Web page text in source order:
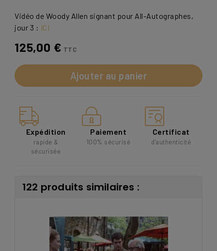
Vidéo de Woody Allen signant pour All-Autographes,
jour 3 : ICI
125,00 € TTC
Ajouter au panier
Expédition
rapide &
sécurisée
Paiement
100% sécurisé
Certificat
d'authenticité
122 produits similaires :